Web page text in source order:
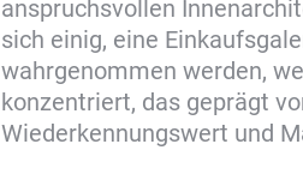
anspruchsvollen
sich einig, eine
wahrgenommen werden,
konzentriert, das geprägt
Wiederkennungswert und